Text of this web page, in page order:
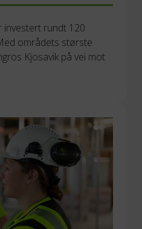
investert rundt 120
områdets største
Kjosavik på vei mot